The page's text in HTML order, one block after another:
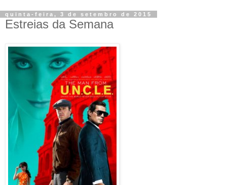
quinta-feira, 3 de setembro de 2015
Estreias da Semana